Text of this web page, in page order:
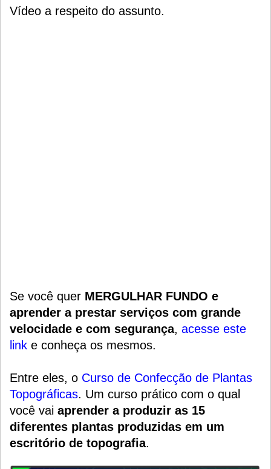
Vídeo a respeito do assunto.
Se você quer MERGULHAR FUNDO e
aprender a prestar serviços com grande
velocidade e com segurança, acesse este
link e conheça os mesmos.
Entre eles, o Curso de Confecção de Plantas
Topográficas. Um curso prático com o qual
você vai aprender a produzir as 15
diferentes plantas produzidas em um
escritório de topografia.